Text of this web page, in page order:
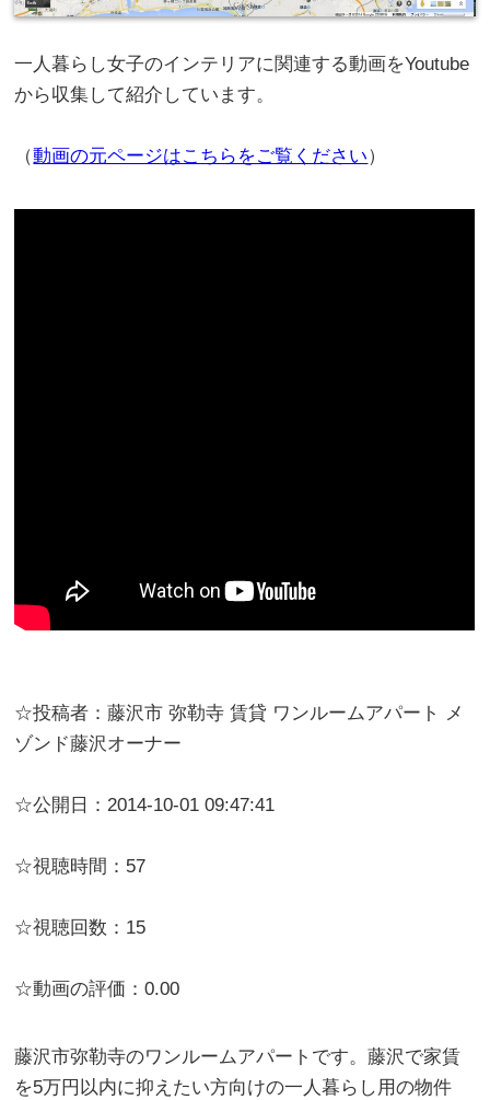
一人暮らし女子のインテリアに関連する動画をYoutube
から収集して紹介しています。
（動画の元ページはこちらをご覧ください）
☆投稿者：藤沢市 弥勒寺 賃貸 ワンルームアパート メ
ゾンド藤沢オーナー
☆公開日：2014-10-01 09:47:41
☆視聴時間：57
☆視聴回数：15
☆動画の評価：0.00
藤沢市弥勒寺のワンルームアパートです。藤沢で家賃
を5万円以内に抑えたい方向けの一人暮らし用の物件